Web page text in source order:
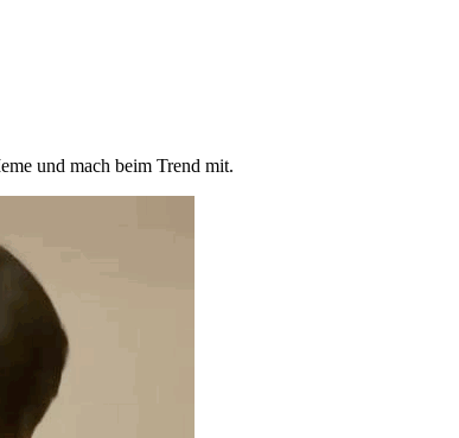
und mach beim Trend mit.